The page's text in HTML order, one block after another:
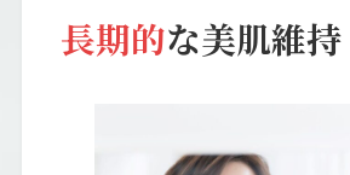
長期的な美肌維持